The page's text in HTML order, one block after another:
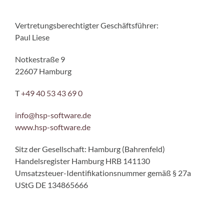
Vertretungsberechtigter Geschäftsführer:
Paul Liese
Notkestraße 9
22607 Hamburg
T+49 40 53 43 69 0
info@hsp-software.de
www.hsp-software.de
Sitz der Gesellschaft: Hamburg (Bahrenfeld)
Handelsregister Hamburg HRB 141130
Umsatzsteuer-Identifikationsnummer gemäß § 27a
UStG DE 134865666